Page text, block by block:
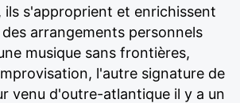
ils s'approprient et enrichissent
arrangements personnels
musique sans frontières,
l'autre signature de
venu d'outre-atlantique il y a un